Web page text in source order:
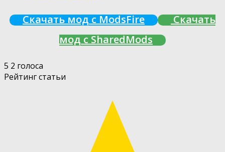
Скачать мод с ModsFire
Скачать
мод с SharedMods
5 2 голоса
Рейтинг статьи